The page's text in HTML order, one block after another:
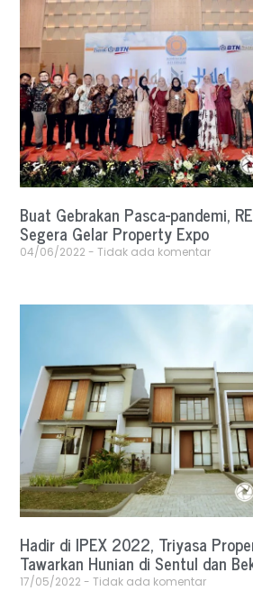
Buat Gebrakan Pasca-pandemi,
Segera Gelar Property Expo
04/06/2022 Tidak ada komentar
Hadir di IPEX 2022, Triyasa
Tawarkan Hunian di Sentul dan
17/05/2022 Tidak ada komentar